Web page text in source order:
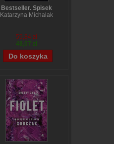
Bestseller. Spisek
Katarzyna Michalak
59,84 zł
48,07 zł